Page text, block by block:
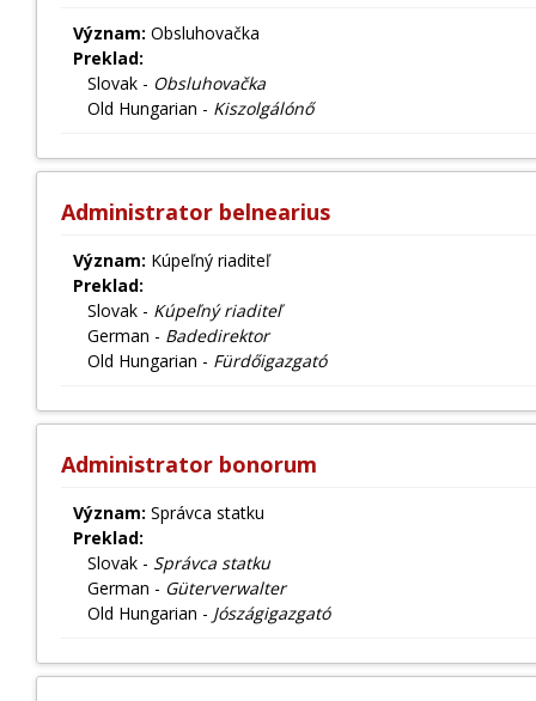
Význam: Obsluhovačka
Preklad:
Slovak - Obsluhovačka
Old Hungarian - Kiszolgálónő
Administrator belnearius
Význam: Kúpeľný riaditeľ
Preklad:
Slovak - Kúpeľný riaditeľ
German - Badedirektor
Old Hungarian - Fürdőigazgató
Administrator bonorum
Význam: Správca statku
Preklad:
Slovak - Správca statku
German - Güterverwalter
Old Hungarian - Jószágigazgató